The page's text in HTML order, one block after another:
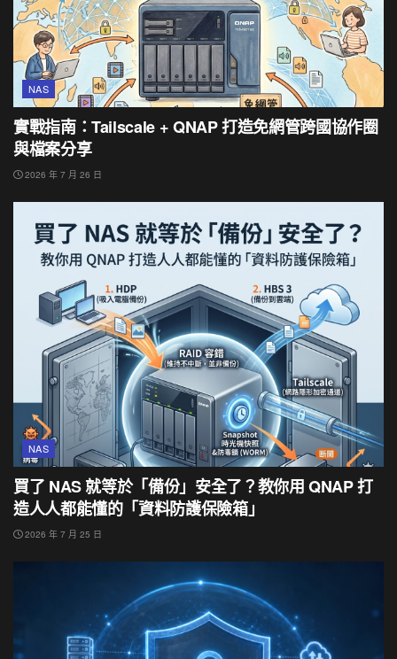
NAS
實戰指南：Tailscale + QNAP 打造免網管跨國協作圈
與檔案分享
2026 年 7 月 26 日
NAS
買了 NAS 就等於「備份」安全了？教你用 QNAP 打
造人人都能懂的「資料防護保險箱」
2026 年 7 月 25 日